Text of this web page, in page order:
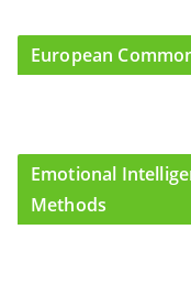
m
European
Emotional
Methods